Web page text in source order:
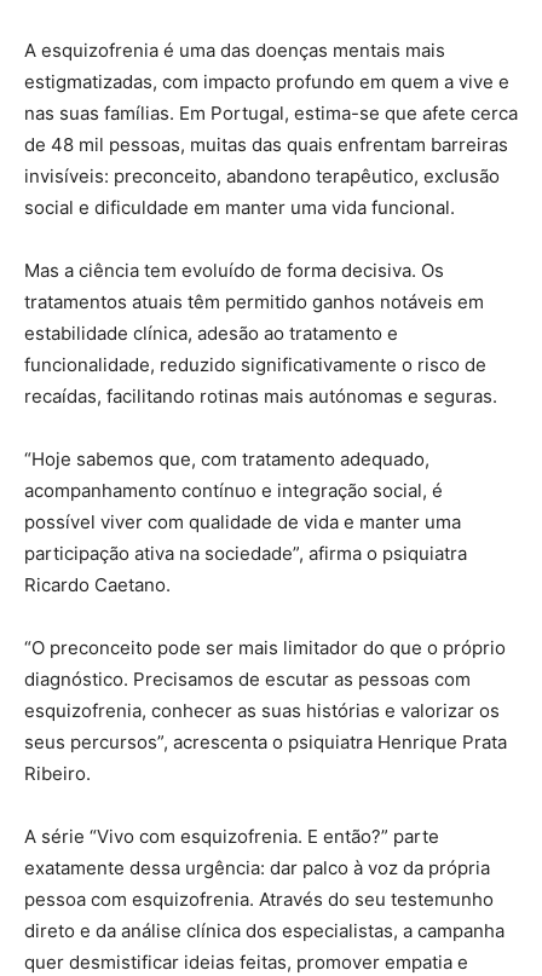
A esquizofrenia é uma das doenças mentais mais
estigmatizadas, com impacto profundo em quem a vive e
nas suas famílias. Em Portugal, estima-se que afete cerca
de 48 mil pessoas, muitas das quais enfrentam barreiras
invisíveis: preconceito, abandono terapêutico, exclusão
social e dificuldade em manter uma vida funcional.
Mas a ciência tem evoluído de forma decisiva. Os
tratamentos atuais têm permitido ganhos notáveis em
estabilidade clínica, adesão ao tratamento e
funcionalidade, reduzido significativamente o risco de
recaídas, facilitando rotinas mais autónomas e seguras.
“Hoje sabemos que, com tratamento adequado,
acompanhamento contínuo e integração social, é
possível viver com qualidade de vida e manter uma
participação ativa na sociedade”, afirma o psiquiatra
Ricardo Caetano.
“O preconceito pode ser mais limitador do que o próprio
diagnóstico. Precisamos de escutar as pessoas com
esquizofrenia, conhecer as suas histórias e valorizar os
seus percursos”, acrescenta o psiquiatra Henrique Prata
Ribeiro.
A série “Vivo com esquizofrenia. E então?” parte
exatamente dessa urgência: dar palco à voz da própria
pessoa com esquizofrenia. Através do seu testemunho
direto e da análise clínica dos especialistas, a campanha
quer desmistificar ideias feitas, promover empatia e